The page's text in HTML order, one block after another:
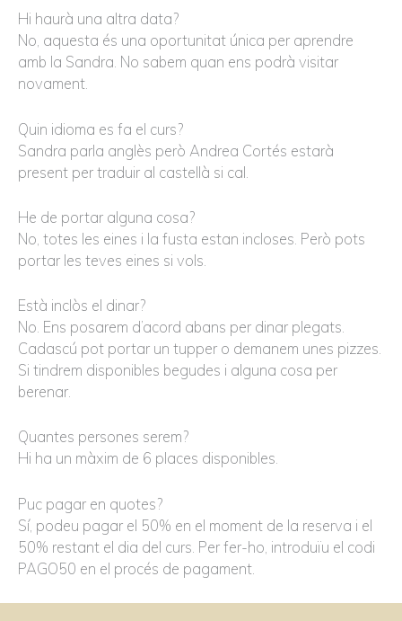
Hi haurà una altra data?
No, aquesta és una oportunitat única per aprendre
amb la Sandra. No sabem quan ens podrà visitar
novament.
Quin idioma es fa el curs?
Sandra parla anglès però Andrea Cortés estarà
present per traduir al castellà si cal.
He de portar alguna cosa?
No, totes les eines i la fusta estan incloses. Però pots
portar les teves eines si vols.
Està inclòs el dinar?
No. Ens posarem d’acord abans per dinar plegats.
Cadascú pot portar un tupper o demanem unes pizzes.
Si tindrem disponibles begudes i alguna cosa per
berenar.
Quantes persones serem?
Hi ha un màxim de 6 places disponibles.
Puc pagar en quotes?
Sí, podeu pagar el 50% en el moment de la reserva i el
50% restant el dia del curs. Per fer-ho, introduïu el codi
PAGO50 en el procés de pagament.